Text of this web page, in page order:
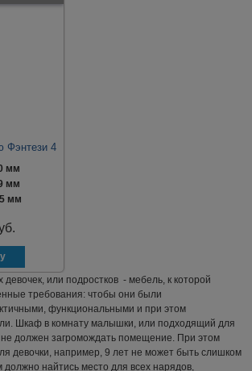
Фэнтези 4
мм
мм
мм
или подростков - мебель, к которой
требования: чтобы они были
функциональными и при этом
Шкаф в комнату малышки, или подходящий для
не должен загромождать помещение. При этом
девочки, например, 9 лет не может быть слишком
должно найтись место для всех нарядов,